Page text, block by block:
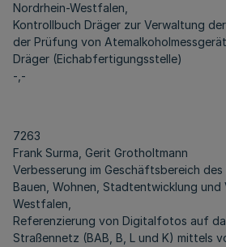
Nordrhein-Westfalen,
Kontrollbuch Dräger zur Verwaltung
der Prüfung von
Dräger (Eichabfertigungsstelle)
-,-
7263
Frank Surma, Gerit Grotholtmann
Verbesserung im Geschäftsbereich
Bauen, Wohnen, Stadtentwicklung und
Westfalen,
Referenzierung von Digitalfotos auf
Straßennetz (BAB, B, L und K) mittels